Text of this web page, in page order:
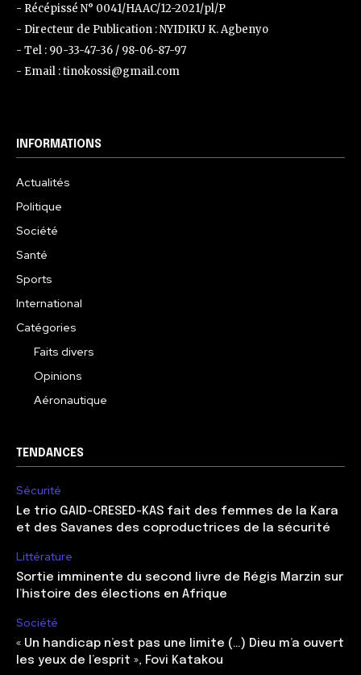
- Récépissé N° 0041/HAAC/12-2021/pl/P
- Directeur de Publication : NYIDIKU K. Agbenyo
- Tel : 90-33-47-36 / 98-06-87-97
- Email : tinokossi@gmail.com
INFORMATIONS
Actualités
Politique
Société
Santé
Sports
International
Catégories
Faits divers
Opinions
Aéronautique
TENDANCES
Sécurité
Le trio GAID-CRESED-KAS fait des femmes de la Kara
et des Savanes des coproductrices de la sécurité
Littérature
Sortie imminente du second livre de Régis Marzin sur
l’histoire des élections en Afrique
Société
« Un handicap n’est pas une limite (…) Dieu m’a ouvert
les yeux de l’esprit », Fovi Katakou